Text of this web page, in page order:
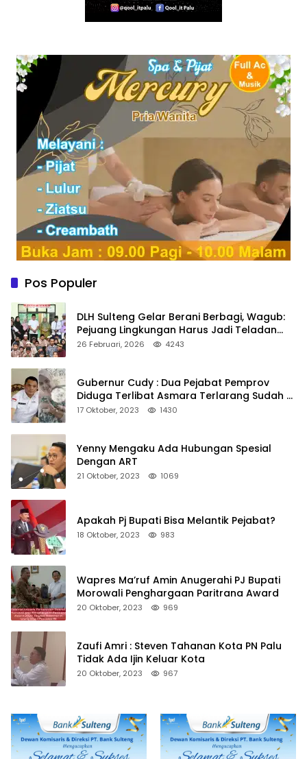
Pos Populer
DLH Sulteng Gelar Berani Berbagi, Wagub:
Pejuang Lingkungan Harus Jadi Teladan
Kepedulian
26 Februari, 2026 4243
Gubernur Cudy : Dua Pejabat Pemprov
Diduga Terlibat Asmara Terlarang Sudah di
Non Job
17 Oktober, 2023 1430
Yenny Mengaku Ada Hubungan Spesial
Dengan ART
21 Oktober, 2023 1069
Apakah Pj Bupati Bisa Melantik Pejabat?
18 Oktober, 2023 983
Wapres Ma’ruf Amin Anugerahi PJ Bupati
Morowali Penghargaan Paritrana Award
20 Oktober, 2023 969
Zaufi Amri : Steven Tahanan Kota PN Palu
Tidak Ada Ijin Keluar Kota
20 Oktober, 2023 967